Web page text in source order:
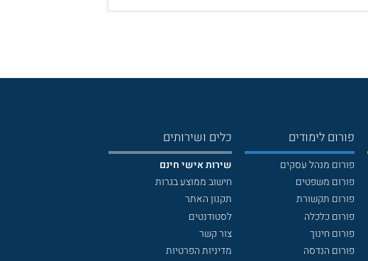
פורום לימודים
פורום מנהל עסקים
פורום משפטים
פורום תקשורת
פורום כלכלה
פורום חינוך
פורום הנדסה
כלים ושירותים
שירות אישי חינם
חישוב ממוצע בגרות
תקנון האתר
לסטודנטים
צור קשר
מדיניות הפרטיות